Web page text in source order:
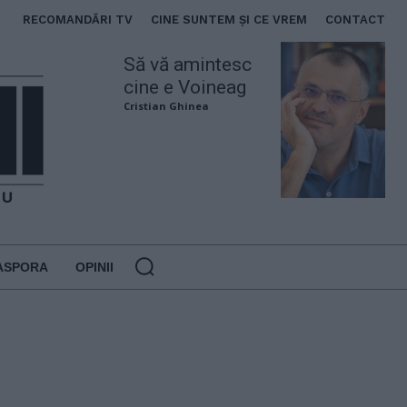
RECOMANDĂRI TV CINE SUNTEM ȘI CE VREM CONTACT
Să vă amintesc
cine e Voineag
Cristian Ghinea
OPINII